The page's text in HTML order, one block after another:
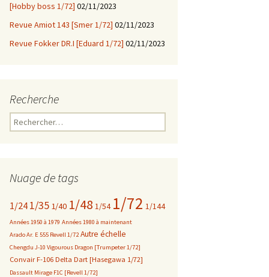
[Hobby boss 1/72] 02/11/2023
Revue Amiot 143 [Smer 1/72] 02/11/2023
Revue Fokker DR.I [Eduard 1/72] 02/11/2023
Recherche
Rechercher :
Nuage de tags
1/24 1/35 1/40 1/48 1/54 1/72 1/144
Années 1950 à 1979 Années 1980 à maintenant
Arado Ar. E 555 Revell 1/72 Autre échelle
Chengdu J-10 Vigourous Dragon [Trumpeter 1/72]
Convair F-106 Delta Dart [Hasegawa 1/72]
Dassault Mirage F1C [Revell 1/72]